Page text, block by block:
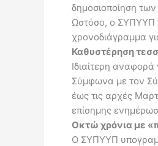
δημοσιοποίηση
Ωστόσο, ο ΣΥΠΥΥΠ
χρονοδιάγραμμα
Καθυστέρηση
Ιδιαίτερη
Σύμφωνα με τον
έως τις αρχές
επίσημης
Οκτώ χρόνια με
Ο ΣΥΠΥΥΠ